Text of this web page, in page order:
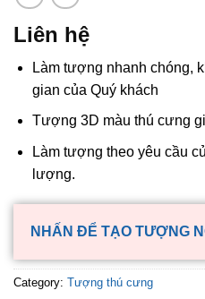
Liên hệ
Làm tượng nhanh chóng,
gian của Quý khách
Tượng 3D màu thú cưng
Làm tượng theo yêu cầu
lượng.
NHẤN ĐỂ TẠO TƯỢNG
Category: Tượng thú cưng